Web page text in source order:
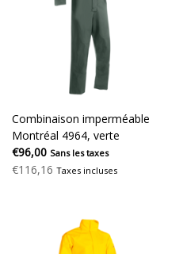
Combinaison imperméable
Montréal 4964, verte
€96,00 Sans les taxes
€116,16 Taxes incluses